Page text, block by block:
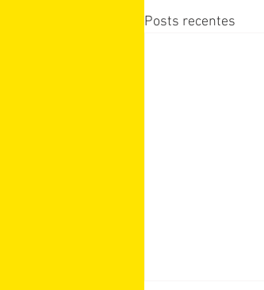
Posts recentes